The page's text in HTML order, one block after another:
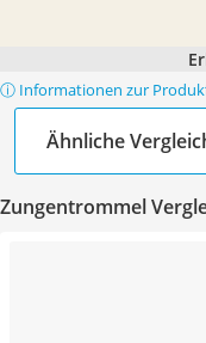
ⓘ Informationen zur
Ähnliche
Zungentrommel